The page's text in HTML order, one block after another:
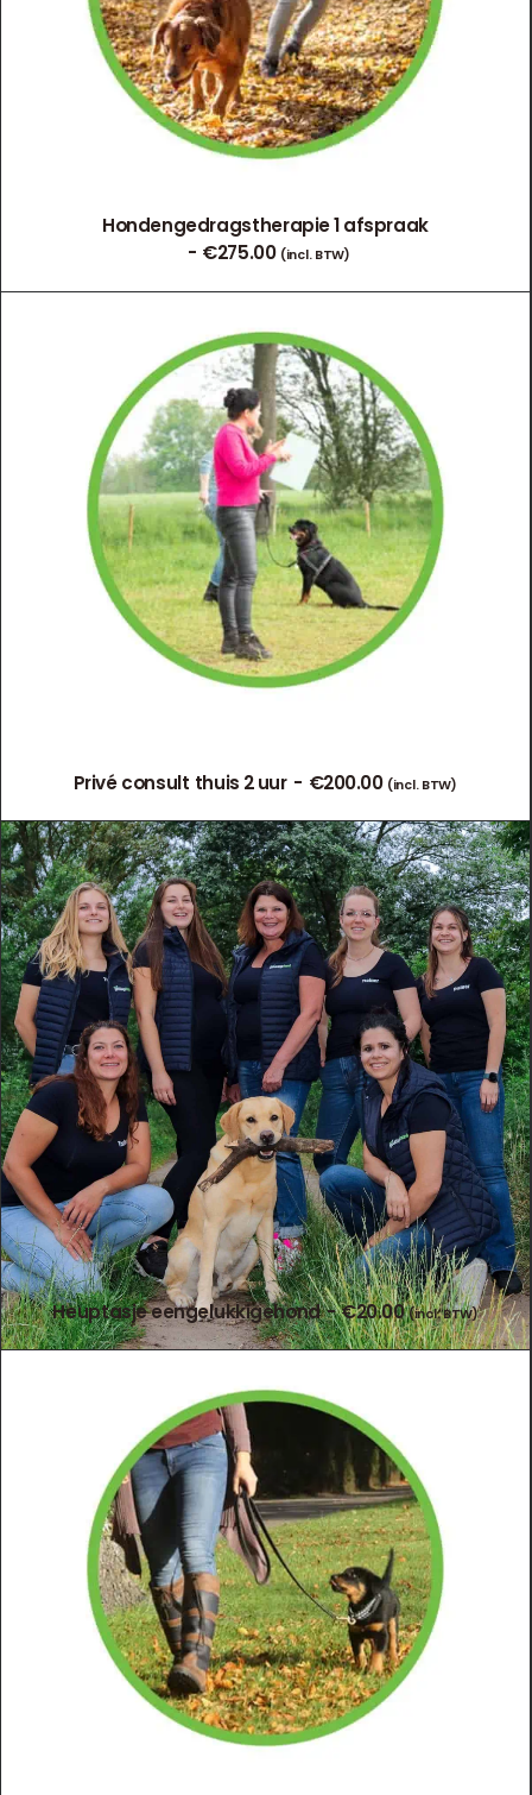
Hondengedragstherapie 1 afspraak
€275.00 (incl. BTW)
TOEVOEGEN AAN WINKELWAGEN
Privé consult thuis 2 uur €200.00 (incl. BTW)
TOEVOEGEN AAN WINKELWAGEN
Heuptasje eengelukkigehond €20.00 (incl. BTW)
TOEVOEGEN AAN WINKELWAGEN